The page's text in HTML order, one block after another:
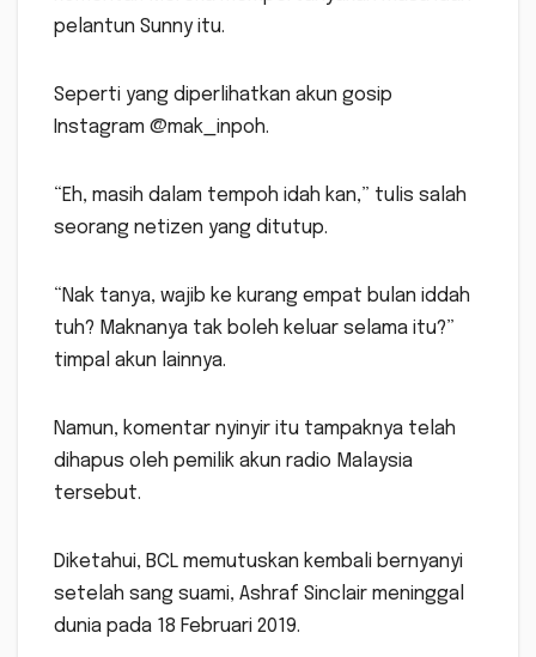
pelantun Sunny itu.
Seperti yang diperlihatkan akun gosip
Instagram @mak_inpoh.
“Eh, masih dalam tempoh idah kan,” tulis salah
seorang netizen yang ditutup.
“Nak tanya, wajib ke kurang empat bulan iddah
tuh? Maknanya tak boleh keluar selama itu?”
timpal akun lainnya.
Namun, komentar nyinyir itu tampaknya telah
dihapus oleh pemilik akun radio Malaysia
tersebut.
Diketahui, BCL memutuskan kembali bernyanyi
setelah sang suami, Ashraf Sinclair meninggal
dunia pada 18 Februari 2019.